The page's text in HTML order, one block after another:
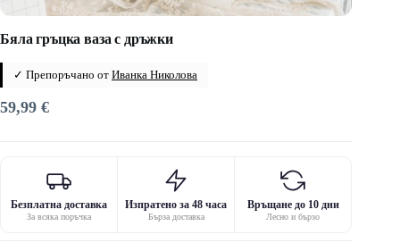
Бяла гръцка ваза с дръжки
✓ Препоръчано от Иванка Николова
59,99 €
Безплатна доставка
За всяка поръчка
Изпратено за 48 часа
Бърза доставка
Връщане до 10 дни
Лесно и бързо